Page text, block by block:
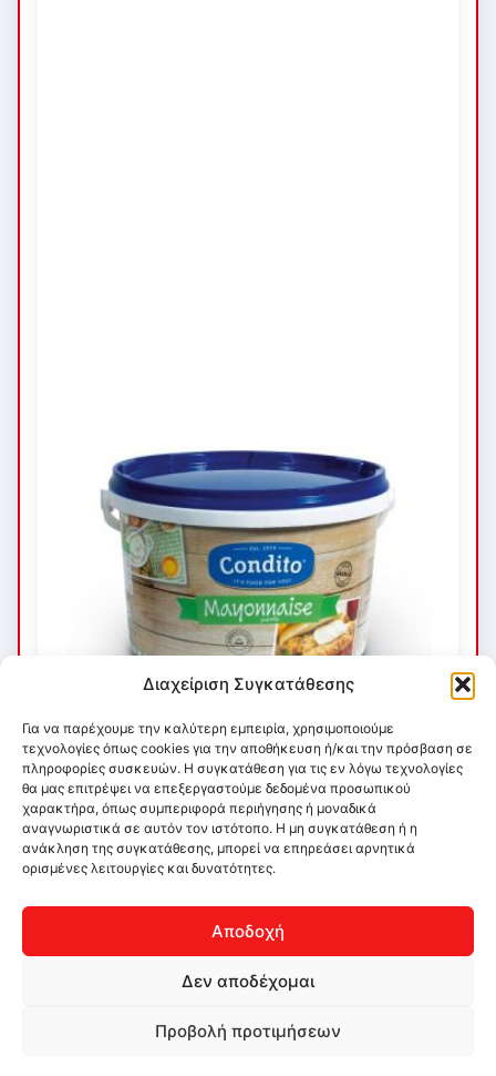
Διαχείριση Συγκατάθεσης
Για να παρέχουμε την καλύτερη εμπειρία, χρησιμοποιούμε
τεχνολογίες όπως cookies για την αποθήκευση ή/και την πρόσβαση σε
πληροφορίες συσκευών. Η συγκατάθεση για τις εν λόγω τεχνολογίες
θα μας επιτρέψει να επεξεργαστούμε δεδομένα προσωπικού
χαρακτήρα, όπως συμπεριφορά περιήγησης ή μοναδικά
αναγνωριστικά σε αυτόν τον ιστότοπο. Η μη συγκατάθεση ή η
ανάκληση της συγκατάθεσης, μπορεί να επηρεάσει αρνητικά
ορισμένες λειτουργίες και δυνατότητες.
Αποδοχή
Δεν αποδέχομαι
Προβολή προτιμήσεων